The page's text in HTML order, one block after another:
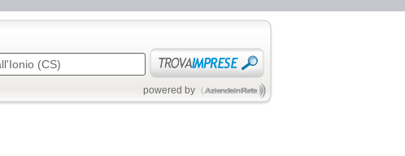
powered by